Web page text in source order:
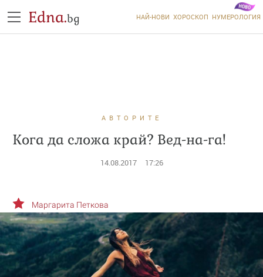
Edna.bg НАЙ-НОВИ ХОРОСКОП НУМЕРОЛОГИЯ
АВТОРИТЕ
Кога да сложа край? Вед-на-га!
14.08.2017 17:26
Маргарита Петкова